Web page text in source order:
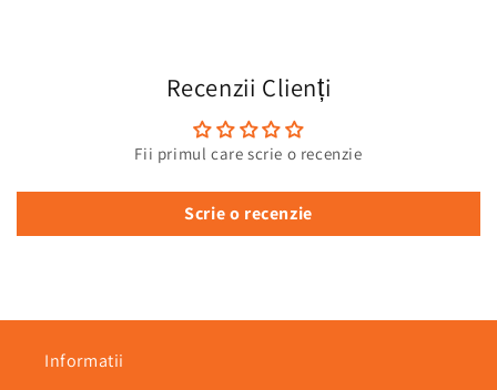
Recenzii Clienți
Fii primul care scrie o recenzie
Scrie o recenzie
Informatii